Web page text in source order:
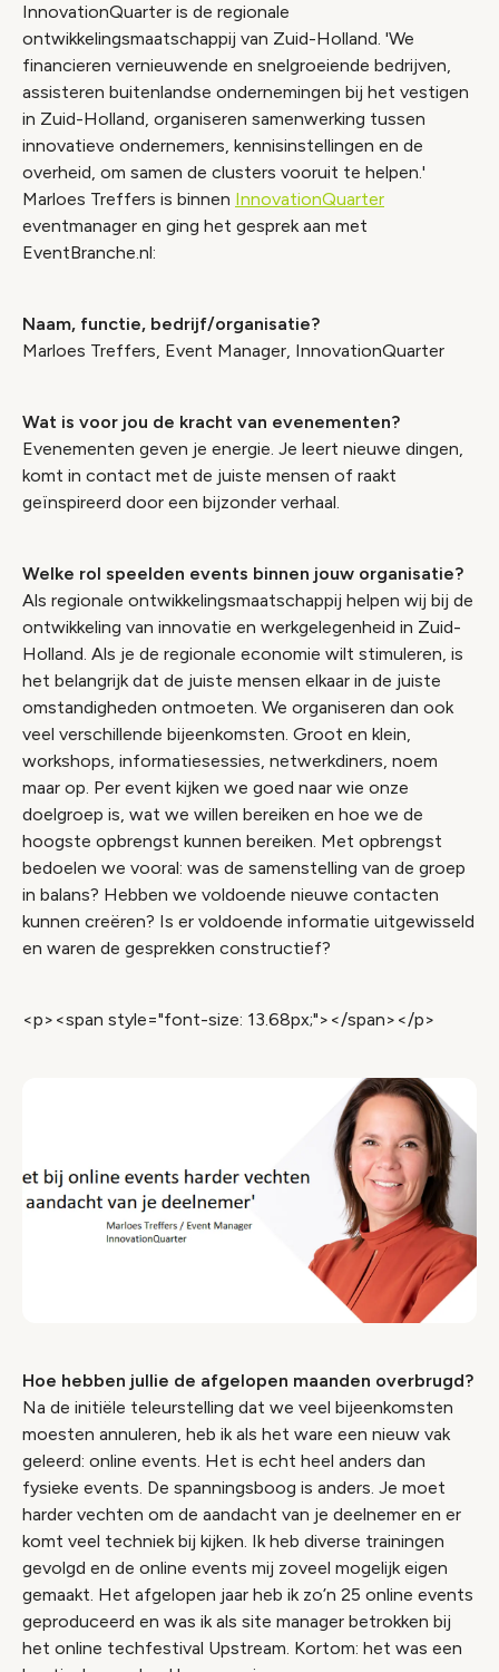
InnovationQuarter is de regionale
ontwikkelingsmaatschappij van Zuid-Holland. 'We
financieren vernieuwende en snelgroeiende bedrijven,
assisteren buitenlandse ondernemingen bij het vestigen
in Zuid-Holland, organiseren samenwerking tussen
innovatieve ondernemers, kennisinstellingen en de
overheid, om samen de clusters vooruit te helpen.'
Marloes Treffers is binnen InnovationQuarter
eventmanager en ging het gesprek aan met
EventBranche.nl:
Naam, functie, bedrijf/organisatie?
Marloes Treffers, Event Manager, InnovationQuarter
Wat is voor jou de kracht van evenementen?
Evenementen geven je energie. Je leert nieuwe dingen,
komt in contact met de juiste mensen of raakt
geïnspireerd door een bijzonder verhaal.
Welke rol speelden events binnen jouw organisatie?
Als regionale ontwikkelingsmaatschappij helpen wij bij de
ontwikkeling van innovatie en werkgelegenheid in Zuid-
Holland. Als je de regionale economie wilt stimuleren, is
het belangrijk dat de juiste mensen elkaar in de juiste
omstandigheden ontmoeten. We organiseren dan ook
veel verschillende bijeenkomsten. Groot en klein,
workshops, informatiesessies, netwerkdiners, noem
maar op. Per event kijken we goed naar wie onze
doelgroep is, wat we willen bereiken en hoe we de
hoogste opbrengst kunnen bereiken. Met opbrengst
bedoelen we vooral: was de samenstelling van de groep
in balans? Hebben we voldoende nieuwe contacten
kunnen creëren? Is er voldoende informatie uitgewisseld
en waren de gesprekken constructief?
<p><span style="font-size: 13.68px;"></span></p>
Hoe hebben jullie de afgelopen maanden overbrugd?
Na de initiële teleurstelling dat we veel bijeenkomsten
moesten annuleren, heb ik als het ware een nieuw vak
geleerd: online events. Het is echt heel anders dan
fysieke events. De spanningsboog is anders. Je moet
harder vechten om de aandacht van je deelnemer en er
komt veel techniek bij kijken. Ik heb diverse trainingen
gevolgd en de online events mij zoveel mogelijk eigen
gemaakt. Het afgelopen jaar heb ik zo’n 25 online events
geproduceerd en was ik als site manager betrokken bij
het online techfestival Upstream. Kortom: het was een